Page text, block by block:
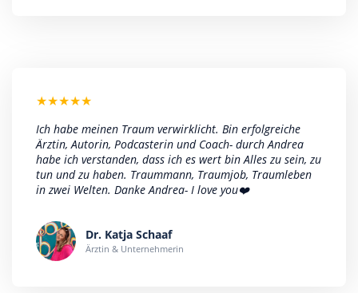
★★★★★
Ich habe meinen Traum verwirklicht. Bin erfolgreiche
Ärztin, Autorin, Podcasterin und Coach- durch Andrea
habe ich verstanden, dass ich es wert bin Alles zu sein, zu
tun und zu haben. Traummann, Traumjob, Traumleben
in zwei Welten. Danke Andrea- I love you❤️
Dr. Katja Schaaf
Ärztin & Unternehmerin